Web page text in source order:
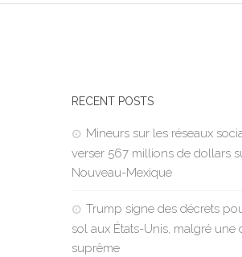
RECENT POSTS
Mineurs sur les réseaux
verser 567 millions de dollars
Nouveau-Mexique
Trump signe des décrets
sol aux États-Unis, malgré une
suprême